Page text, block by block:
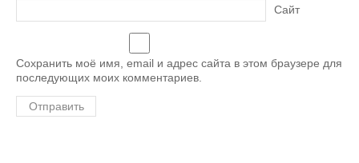
Сайт
Сохранить моё имя, email и адрес сайта в этом браузере для
последующих моих комментариев.